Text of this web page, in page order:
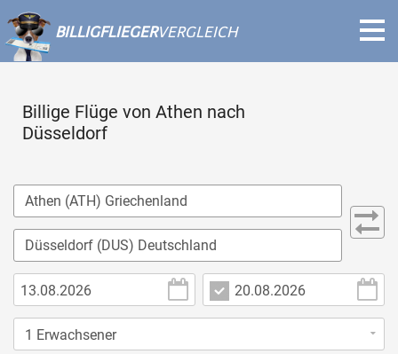
BILLIGFLIEGERVERGLEICH
Billige Flüge von Athen nach
Düsseldorf